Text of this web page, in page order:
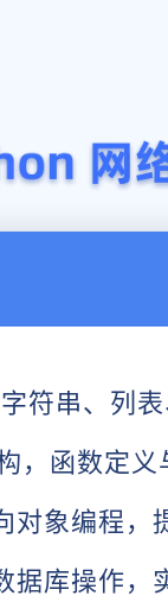
符串、列
，函数定义
对象编程，
库操作，